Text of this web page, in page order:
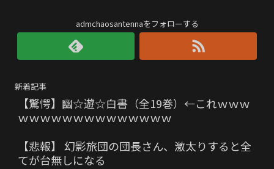
admchaosantennaをフォローする
新着記事
【驚愕】幽☆遊☆白書（全19巻）←これｗｗｗ
ｗｗｗｗｗｗｗｗｗｗｗｗｗｗ
【悲報】 幻影旅団の団長さん、激太りすると全
てが台無しになる